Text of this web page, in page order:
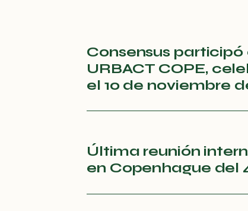
Consensus
URBACT COPE,
el 10 de noviembre
Última reunión
en Copenhague del